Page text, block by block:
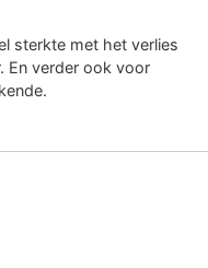
sterkte met het verlies
En verder ook voor